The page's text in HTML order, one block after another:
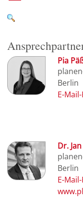
Pia
Berlin
Dr.
Berlin